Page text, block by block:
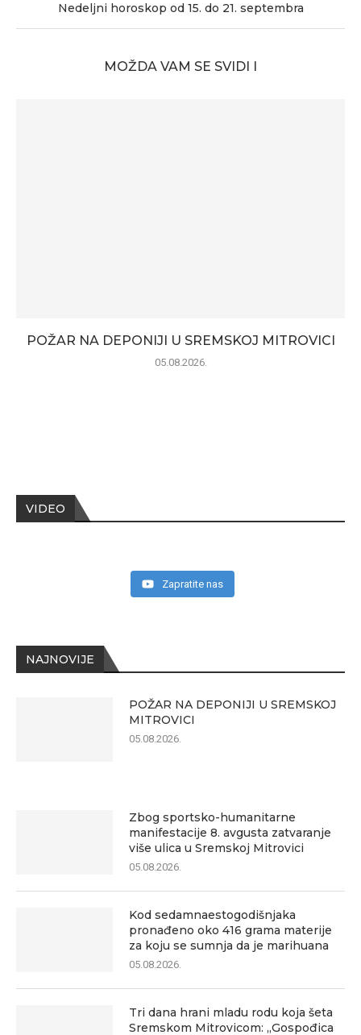
Nedeljni horoskop od 15. do 21. septembra
MOŽDA VAM SE SVIDI I
POŽAR NA DEPONIJI U SREMSKOJ MITROVICI
05.08.2026.
NAJNOVIJE
POŽAR NA DEPONIJI U SREMSKOJ
MITROVICI
05.08.2026.
Zbog sportsko-humanitarne
manifestacije 8. avgusta zatvaranje
više ulica u Sremskoj Mitrovici
05.08.2026.
Kod sedamnaestogodišnjaka
pronađeno oko 416 grama materije
za koju se sumnja da je marihuana
05.08.2026.
Tri dana hrani mladu rodu koja šeta
Sremskom Mitrovicom: „Gospođica
VIDEO
Zapratite nas